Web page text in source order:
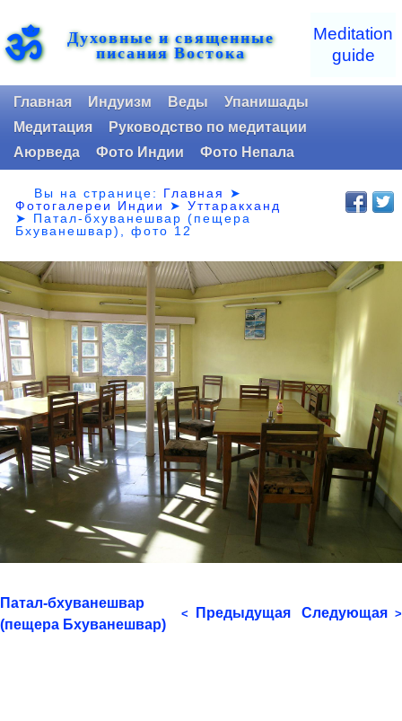
ॐ Духовные и священные
писания Востока
Meditation
guide
Главная Индуизм Веды
Упанишады
Медитация
Руководство по медитации
Аюрведа
Фото Индии Фото Непала
Вы на странице: Главная
➤
Фотогалереи Индии
➤Уттаракханд
➤ Патал-бхуванешвар (пещера
Бхуванешвар), фото 12
Патал-бхуванешвар
(пещера Бхуванешвар)
< Предыдущая Следующая >